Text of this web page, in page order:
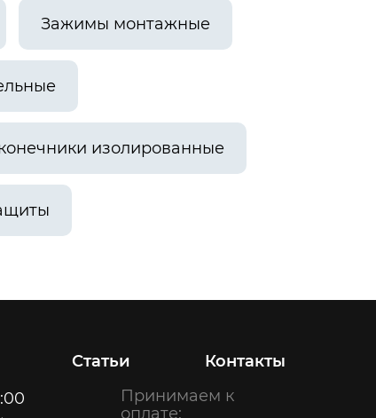
Зажимы монтажные
изолированные
Статьи Контакты
Принимаем к
оплате: